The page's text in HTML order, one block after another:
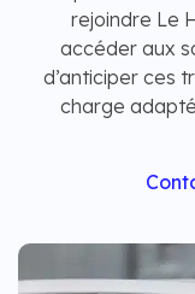
rejoindre Le
accéder aux
d’anticiper ces
charge